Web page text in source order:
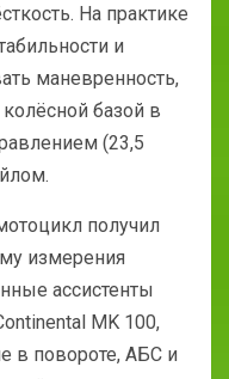
На практике
и
маневренность,
базой в
(23,5
получил
измерения
ассистенты
MK 100,
в повороте, АБС и